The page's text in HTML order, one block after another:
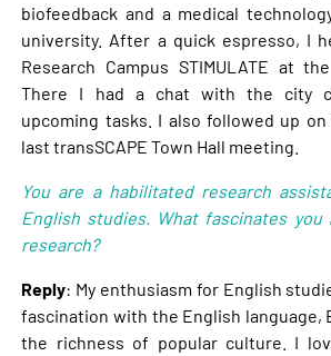
biofeedback and a medical
university. After a quick espresso, I
Research Campus STIMULATE at
There I had a chat with the city
upcoming tasks. I also followed up
last transSCAPE Town Hall meeting.
You are a habilitated research
English studies. What fascinates
research?
Reply: My enthusiasm for English
fascination with the English language,
the richness of popular culture. I